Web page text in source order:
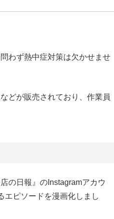
わず熱中症対策は欠かせませ
どが販売されており、作業員
の日報』のInstagramアカウ
エピソードを漫画化しまし